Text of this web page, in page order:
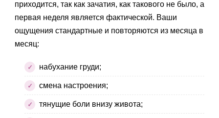
приходится, так как зачатия, как такового не было, а
первая неделя является фактической. Ваши
ощущения стандартные и повторяются из месяца в
месяц:
набухание груди;
смена настроения;
тянущие боли внизу живота;